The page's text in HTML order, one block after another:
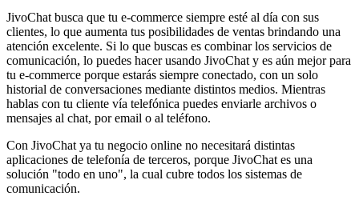
JivoChat busca que tu e-commerce siempre esté al día con sus
clientes, lo que aumenta tus posibilidades de ventas brindando una
atención excelente. Si lo que buscas es combinar los servicios de
comunicación, lo puedes hacer usando JivoChat y es aún mejor para
tu e-commerce porque estarás siempre conectado, con un solo
historial de conversaciones mediante distintos medios. Mientras
hablas con tu cliente vía telefónica puedes enviarle archivos o
mensajes al chat, por email o al teléfono.
Con JivoChat ya tu negocio online no necesitará distintas
aplicaciones de telefonía de terceros, porque JivoChat es una
solución "todo en uno", la cual cubre todos los sistemas de
comunicación.